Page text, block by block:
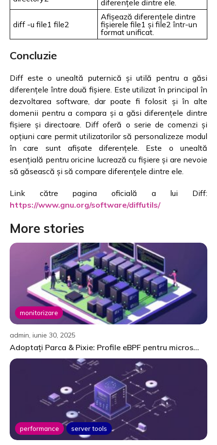
diferențele dintre ele.
diff -u file1 file2
Afișează diferențele dintre
fișierele file1 și file2 într-un
format unificat.
Concluzie
Diff este o unealtă puternică și utilă pentru a găsi
diferențele între două fișiere. Este utilizat în principal în
dezvoltarea software, dar poate fi folosit și în alte
domenii pentru a compara și a găsi diferențele dintre
fișiere și directoare. Diff oferă o serie de comenzi și
opțiuni care permit utilizatorilor să personalizeze modul
în care sunt afișate diferențele. Este o unealtă
esențială pentru oricine lucrează cu fișiere și are nevoie
să găsească și să compare diferențele dintre ele.
Link către pagina oficială a lui Diff:
https://www.gnu.org/software/diffutils/
More stories
monitorizare
admin, iunie 30, 2025
Adoptați Parca & Pixie: Profile eBPF pentru micros...
performance server tools